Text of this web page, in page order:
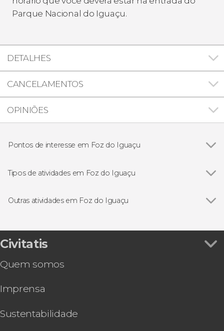
Parque Nacional do Iguaçu.
DETALHES
CANCELAMENTOS
OPINIÕES
Pontos de interesse em Foz do Iguaçu
Tipos de atividades em Foz do Iguaçu
Gastronomia e enoturismo
Trilha / Trekking
Outras atividades em Foz do Iguaçu
Passeio de catamarã com jantar
Espetáculo de luzes na Usina de Itaipu
Espetáculo no Madero Tango + Jantar
Iguaçu
Cataratas do Iguaçu
Civitatis
Quem somos
Imprensa
Sustentabilidade